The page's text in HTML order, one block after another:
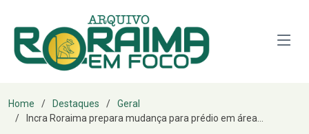
Home Destaques
Geral
Incra Roraima prepara mudança para prédio em área...